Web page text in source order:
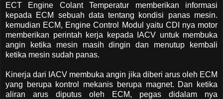
ECT Engine Colant Temperatur memberikan informasi
kepada ECM sebuah data tentang kondisi panas mesin.
kemudian ECM, Engine Control Modul yaitu CDI nya motor
memberikan perintah kerja kepada IACV untuk membuka
angin ketika mesin masih dingin dan menutup kembali
ketika mesin sudah panas.
Kinerja dari IACV membuka angin jika diberi arus oleh ECM
yang berupa kontrol mekanis berupa magnet. Dan ketika
aliran arus diputus oleh ECM, pegas didalam nya